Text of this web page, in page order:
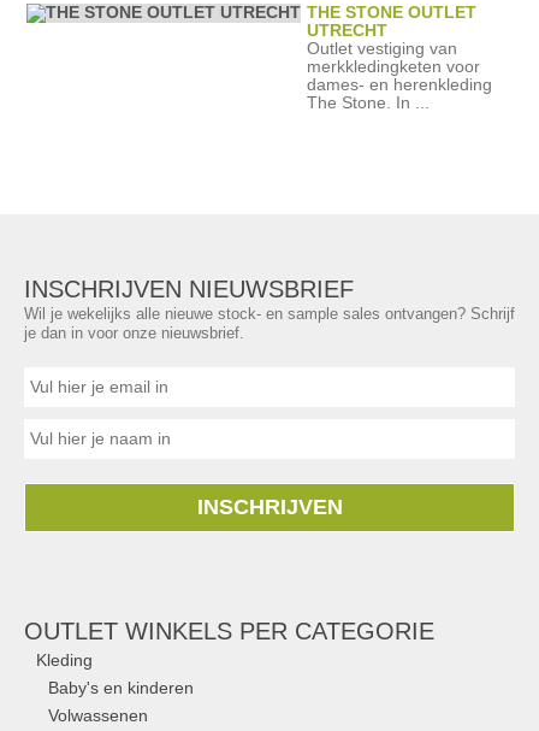
THE STONE OUTLET
UTRECHT
Outlet vestiging van
merkkledingketen voor
dames- en herenkleding
The Stone. In ...
INSCHRIJVEN NIEUWSBRIEF
Wil je wekelijks alle nieuwe stock- en sample sales ontvangen? Schrijf
je dan in voor onze nieuwsbrief.
INSCHRIJVEN
OUTLET WINKELS PER CATEGORIE
Kleding
Baby's en kinderen
Volwassenen